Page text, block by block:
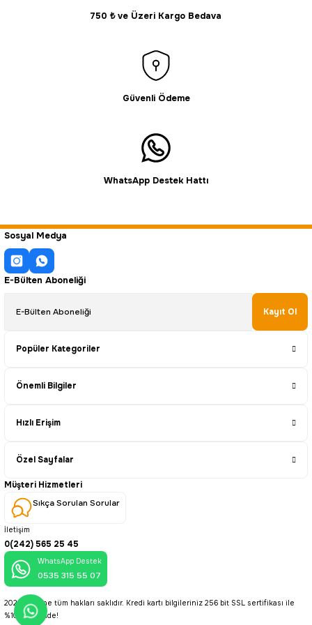
Gönder
750 ₺ ve Üzeri Kargo Bedava
Güvenli Ödeme
WhatsApp Destek Hattı
Sosyal Medya
E-Bülten Aboneliği
Kayıt Ol
Popüler Kategoriler
Önemli Bilgiler
Hızlı Erişim
Özel Sayfalar
Müşteri Hizmetleri
Sıkça Sorulan Sorular
İletişim
0(242) 565 25 45
WhatsApp Destek
0535 315 55 07
2025 © Brine tüm hakları saklıdır. Kredi kartı bilgileriniz 256 bit SSL sertifikası ile
%100 güvende!